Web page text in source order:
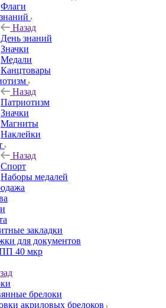
Флаги
Назад
День знаний
Значки
Медали
Канцтовары
Назад
Патриотизм
Значки
Магниты
Наклейки
Назад
Спорт
Наборы медалей
закладки
для документов
40 мкр
брелоки
акриловых брелоков